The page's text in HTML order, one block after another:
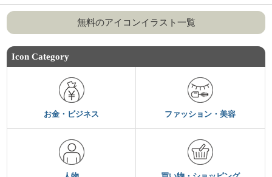
無料のアイコンイラスト一覧
Icon Category
お金・ビジネス ファッション・美容